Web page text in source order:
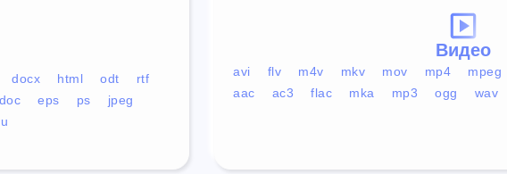
docx html odt
rtf
doc eps ps
jpeg
Видео
avi flv m4v mkv mov mp4 mpeg
aac
ac3 flac mka mp3 ogg wav